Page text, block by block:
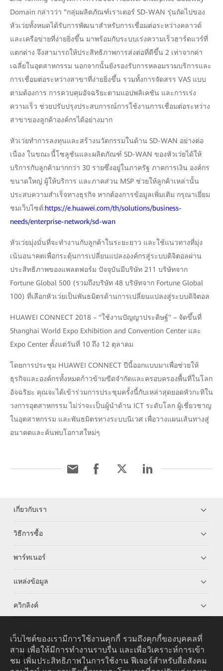
Domain กล่าวว่า “กลุ่มผลิตภัณฑ์เราเตอร์ SD-WAN รุ่นถัดไปของ
หัวเว่ยทั้งหมดได้รับการพัฒนาสำหรับการเชื่อมต่อระหว่างคลาวด์
และเครือข่ายที่ง่ายยิ่งขึ้น มาพร้อมกับระบบเร่งความเร็วฮาร์ดแวร์ที่
แตกต่าง จึงสามารถให้ประสิทธิภาพการส่งต่อที่ดีขึ้น 2 เท่าจากค่า
เฉลี่ยในอุตสาหกรรม นอกจากนั้นยังรองรับการหลอมรวมบริการและ
การเชื่อมต่อระหว่างสาขาที่ง่ายยิ่งขึ้น รวมทั้งการจัดสรร VAS แบบ
ตามต้องการ การควบคุมอัจฉริยะตามแอปพลิเคชัน และการเร่ง
ความเร็ว ช่วยปรับปรุงประสบการณ์การใช้งานการเชื่อมต่อระหว่าง
สาขาของลูกค้าองค์กรได้อย่างมาก
หัวเว่ยทำการลงทุนและสร้างนวัตกรรมในด้าน SD-WAN อย่างต่อ
เนื่อง ในขณะนี้โซลูชันและผลิตภัณฑ์ SD-WAN ของหัวเว่ยได้ให้
บริการกับลูกค้ามากกว่า 30 รายซึ่งอยู่ในภาครัฐ ภาคการเงิน องค์กร
ขนาดใหญ่ ผู้ให้บริการ และภาคส่วน MSP ช่วยให้ลูกค้าเหล่านั้น
ประสบความสำเร็จทางธุรกิจ หากต้องการข้อมูลเพิ่มเติม กรุณาเยี่ยม
ชมเว็บไซต์:https://e.huawei.com/th/solutions/business-
needs/enterprise-network/sd-wan
หัวเว่ยมุ่งมั่นที่จะทำงานกับลูกค้าในระยะยาว และใช้แนวทางที่มุ่ง
เน้นอนาคตเพื่อกระตุ้นการเปลี่ยนแปลงองค์กรสู่ระบบดิจิตอลผ่าน
ประสิทธิภาพของแพลตฟอร์ม ปัจจุบันมีบริษัท 211 บริษัทจาก
Fortune Global 500 (รวมถึงบริษัท 48 บริษัทจาก Fortune Global
100) ที่เลือกหัวเว่ยเป็นพันธมิตรด้านการเปลี่ยนแปลงสู่ระบบดิจิตอล
HUAWEI CONNECT 2018 – "ใช้งานปัญญาประดิษฐ์" – จัดขึ้นที่
Shanghai World Expo Exhibition and Convention Center และ
Expo Center ตั้งแต่วันที่ 10 ถึง 12 ตุลาคม
โดยการประชุม HUAWEI CONNECT ปีนี้ออกแบบมาเพื่อช่วยให้
ธุรกิจและองค์กรทั้งหมดก้าวข้ามขีดจำกัดและครอบครองพื้นที่ในโลก
อัจฉริยะ คุณจะได้เข้าร่วมการประชุมครั้งนี้กับเหล่าสุดยอดหัวกะทิใน
วงการอุตสาหกรรม ไม่ว่าจะเป็นผู้นำด้าน ICT ระดับโลก ผู้เชี่ยวชาญ
ในอุตสาหกรรม และพันธมิตรทางระบบนิเวศ เพื่อวางแผนเส้นทางสู่
อนาคตและค้นพบโอกาสใหม่ๆ
เกี่ยวกับเรา
วิธีการซื้อ
พาร์ทเนอร์
แหล่งข้อมูล
ควิกลิงค์
HUAWEI eKit App
Huawei HiKnow App
เว็บไซต์ของเรามีการใช้งานคุกกี้ รวมถึงคุกกี้ของบุคคลที่
สาม เพื่อให้มีการทำงานราบรื่น และเพื่อวิเคราะห์การเข้า
ชม เพิ่มประสิทธิภาพในการใช้งาน ฟีเจอร์สำหรับสื่อสังคม